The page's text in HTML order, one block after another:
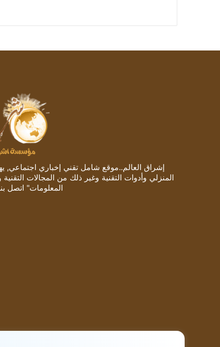
إشراق العالم..موقع شامل تقني إخباري اجتماعي,
المنزلي وأدوات التقنية وغير ذلك من المجالات
المعلومات" اتصل